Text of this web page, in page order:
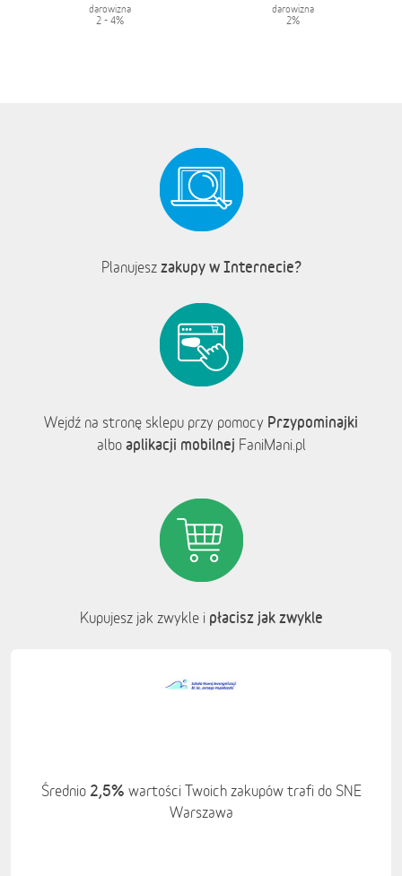
darowizna
2 - 4%
darowizna
2%
Planujesz zakupy w Internecie?
Wejdź na stronę sklepu przy pomocy Przypominajki
albo aplikacji mobilnej FaniMani.pl
Kupujesz jak zwykle i płacisz jak zwykle
Średnio 2,5% wartości Twoich zakupów trafi do SNE
Warszawa